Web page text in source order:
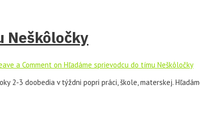
Neškôločky
a Comment on Hľadáme sprievodcu do tímu Neškôločky
2-3 doobedia v týždni popri práci, škole, materskej.